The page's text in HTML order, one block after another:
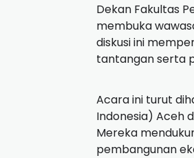
Dekan Fakultas
membuka
diskusi ini
tantangan serta
Acara ini turut
Indonesia) Aceh
Mereka
pembangunan